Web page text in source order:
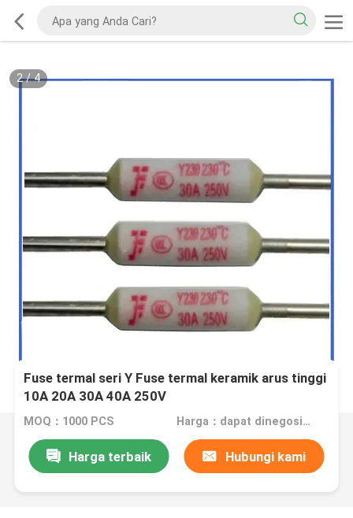
2/4
Fuse termal seri Y Fuse termal keramik arus tinggi
10A 20A 30A 40A 250V
MOQ：1000 PCS Harga：dapat dinegosiasikan
Harga terbaik Hubungi kami